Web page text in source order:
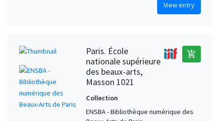
View entry
Paris. École
nationale supérieure
des beaux-arts,
Masson 1021
add_shopping_cart
Collection
ENSBA - Bibliothèque numérique des